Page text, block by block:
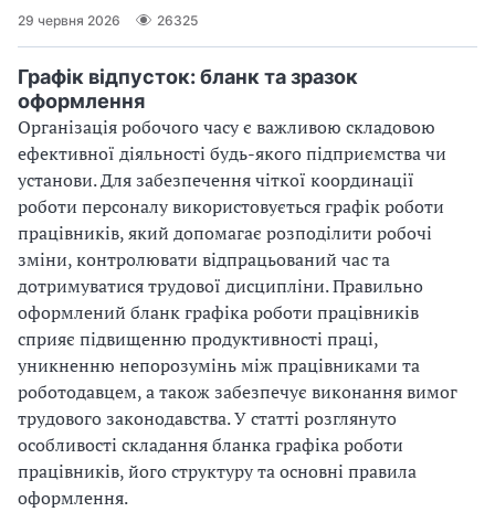
29 червня 2026 26325
Графік відпусток: бланк та зразок
оформлення
Організація робочого часу є важливою складовою
ефективної діяльності будь-якого підприємства чи
установи. Для забезпечення чіткої координації
роботи персоналу використовується графік роботи
працівників, який допомагає розподілити робочі
зміни, контролювати відпрацьований час та
дотримуватися трудової дисципліни. Правильно
оформлений бланк графіка роботи працівників
сприяє підвищенню продуктивності праці,
уникненню непорозумінь між працівниками та
роботодавцем, а також забезпечує виконання вимог
трудового законодавства. У статті розглянуто
особливості складання бланка графіка роботи
працівників, його структуру та основні правила
оформлення.